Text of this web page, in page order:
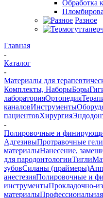
Обработка
Разное
Главная
-
Каталог
-
Материалы для
Комплекты, НаборыБоры
лабораторияОртопедия
каналовИнструменты
пациентовХирургия
-
Полировочные и
АдгезивыПротравочные гели
материалыНанесение,
для пародонтологииТигли
зубовСиланы (праймеры)
анестезияПолировочные и
инструментыПрокладочно-
материалы